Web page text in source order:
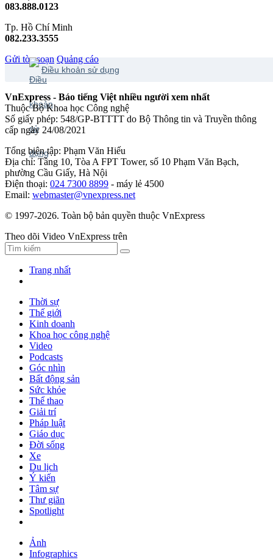
083.888.0123
Tp. Hồ Chí Minh
082.233.3555
Gửi tòa soạn Quảng cáo
Điều khoản sử dụng
VnExpress - Báo tiếng Việt nhiều người xem nhất
Thuộc Bộ Khoa học Công nghệ
Số giấy phép: 548/GP-BTTTT do Bộ Thông tin và Truyền thông
cấp ngày 24/08/2021
Tổng biên tập: Phạm Văn Hiếu
Địa chỉ: Tầng 10, Tòa A FPT Tower, số 10 Phạm Văn Bạch,
phường Cầu Giấy, Hà Nội
Điện thoại: 024 7300 8899 - máy lẻ 4500
Email: webmaster@vnexpress.net
© 1997-2026. Toàn bộ bản quyền thuộc VnExpress
Theo dõi Video VnExpress trên
Trang nhất
Thời sự
Thế giới
Kinh doanh
Khoa học công nghệ
Video
Podcasts
Góc nhìn
Bất động sản
Sức khỏe
Thể thao
Giải trí
Pháp luật
Giáo dục
Đời sống
Xe
Du lịch
Ý kiến
Tâm sự
Thư giãn
Spotlight
Ảnh
Infographics